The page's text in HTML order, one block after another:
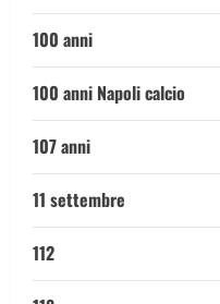
100 anni
100 anni Napoli calcio
107 anni
11 settembre
112